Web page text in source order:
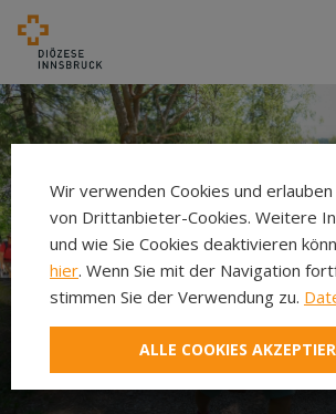
Neuer Pilgerweg Via
Laudato si’
Wir verwenden Cookies und
von Drittanbieter-Cookies. Weitere
und wie Sie Cookies deaktivieren
hier. Wenn Sie mit der Navigation
stimmen Sie der Verwendung zu.
ALLE COOKIES